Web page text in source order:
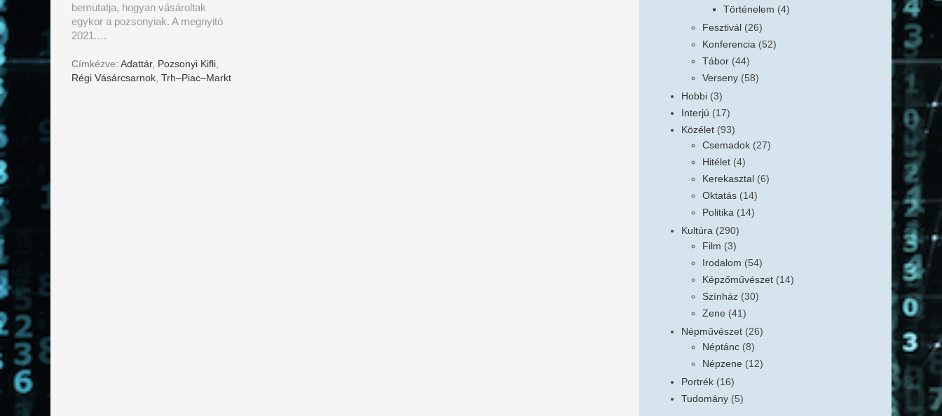
bemutatja, hogyan vásároltak
egykor a pozsonyiak. A megnyitó
2021.…
Címkézve: Adattár, Pozsonyi Kifli
Régi Vásárcsarnok Trh–Piac–Markt
Történelem (4)
Fesztivál (26)
Konferencia (52)
Tábor (44)
Verseny (58)
Hobbi (3)
Interjú (17)
Közélet (93)
Csemadok (27)
Hitélet (4)
Kerekasztal (6)
Oktatás (14)
Politika (14)
Kultúra (290)
Film (3)
Irodalom (54)
Képzőművészet (14)
Színház (30)
Zene (41)
Népművészet (26)
Néptánc (8)
Népzene (12)
Portrék (16)
Tudomány (5)